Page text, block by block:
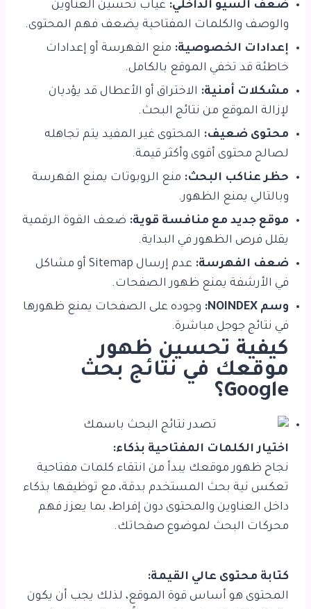
ضعف السيو الداخلي: غياب تحسين العناوين
والوصف والكلمات المفتاحية يضعف فهم المحتوى.
إعدادات الخصوصية: منع الفهرسة أو إعدادات
خاطئة قد تخفي الموقع بالكامل.
مشكلات أمنية: الاختراق أو الأعطال قد يؤديان
لإزالة الموقع من نتائج البحث.
محتوى ضعيف: المحتوى غير المفيد يتم تجاهله
لصالح محتوى أقوى وأكثر قيمة.
حظر عناكب البحث: منع الروبوتات يمنع الفهرسة
وبالتالي يمنع الظهور.
موقع جديد مع منافسة قوية: ضعف القوة الرقمية
يقلل فرص الظهور في البداية.
ضعف الفهرسة:
عدم إرسال Sitemap أو مشاكل
في الأرشفة يمنع ظهور الصفحات.
وسم NOINDEX:
وجوده على الصفحات يمنع ظهورها
في نتائج جوجل مباشرة.
كيفية تحسين ظهور
موقعك في نتائج بحث
Google؟
اختيار الكلمات المفتاحية بذكاء:
نجاح ظهور موقعك يبدأ من انتقاء كلمات مفتاحية
تعكس نية بحث المستخدم بدقة، مع توظيفها بذكاء
داخل العناوين والمحتوى دون إفراط، بما يعزز فهم
محركات البحث لموضوع صفحاتك.
كتابة محتوى عالي القيمة:
المحتوى هو أساس قوة الموقع، لذلك يجب أن يكون